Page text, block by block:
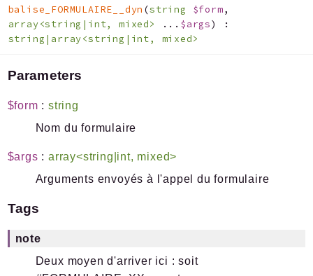
balise_FORMULAIRE__dyn (string $form,
array<string|int, mixed>
... $args)
:
string|array<string|int, mixed>
Parameters
$form :string
Nom du formulaire
$args :array<string|int, mixed>
Arguments envoyés à l'appel du formulaire
Tags
note
Deux moyen d'arriver ici : soit